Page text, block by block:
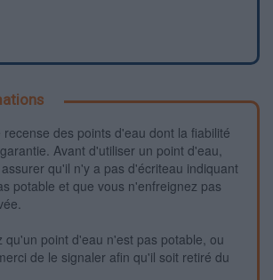
des points d'eau dont la fiabilité
Avant d'utiliser un point d'eau,
qu'il n'y a pas d'écriteau indiquant
potable et que vous n'enfreignez pas
qu'un point d'eau n'est pas potable, ou
de le signaler afin qu'il soit retiré du